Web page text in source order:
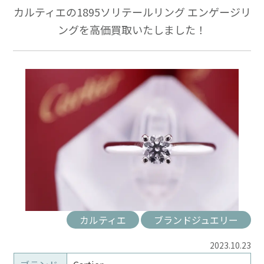
カルティエの1895ソリテールリング エンゲージリ
ングを高価買取いたしました！
カルティエ ブランドジュエリー
2023.10.23